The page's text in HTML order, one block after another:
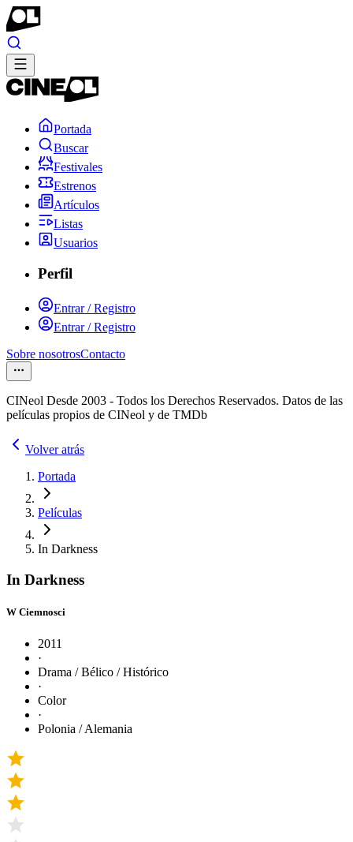
Portada
Buscar
Festivales
Estrenos
Artículos
Listas
Usuarios
Perfil
Entrar / Registro
Entrar / Registro
Sobre nosotrosContacto
CINeol Desde 2003 - Todos los Derechos Reservados. Datos de las
películas propios de CINeol y de TMDb
Volver atrás
Portada
Películas
In Darkness
In Darkness
W Ciemnosci
2011
·
Drama / Bélico / Histórico
·
Color
·
Polonia / Alemania